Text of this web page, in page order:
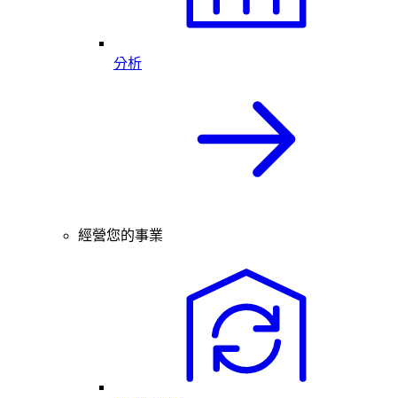
分析
經營您的事業